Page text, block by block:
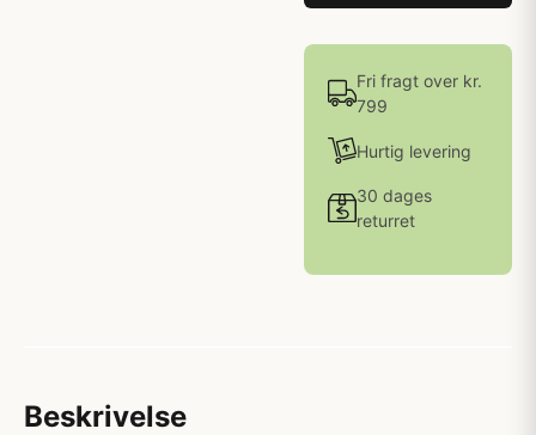
Fri fragt over kr.
799
Hurtig levering
30 dages
returret
Beskrivelse